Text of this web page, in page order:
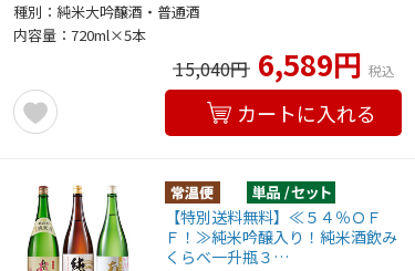
種別：純米大吟醸酒・普通酒
内容量：720ml×5本
15,040円 6,589円 税込
カートに入れる
【特別送料無料】≪５４％ＯＦ
Ｆ！≫純米吟醸入り！純米酒飲み
くらべ一升瓶３…